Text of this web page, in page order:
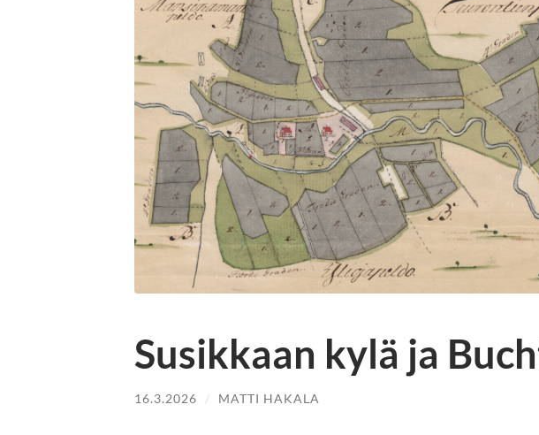
Susikkaan kylä ja
16.3.2026 / MATTI HAKALA